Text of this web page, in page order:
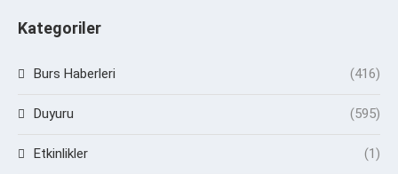
Kategoriler
Burs Haberleri (416)
Duyuru (595)
Etkinlikler (1)